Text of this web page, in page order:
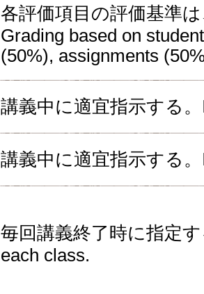
各評価項目の評価基準
Grading based on
(50%), assignments
講義中に適宜指示する
講義中に適宜指示する
毎回講義終了時に指定
each class.